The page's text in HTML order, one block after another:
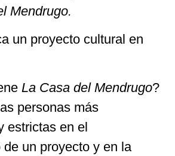
Mendrugo.
un proyecto cultural en
La Casa del Mendrugo?
personas más
estrictas en el
de un proyecto y en la